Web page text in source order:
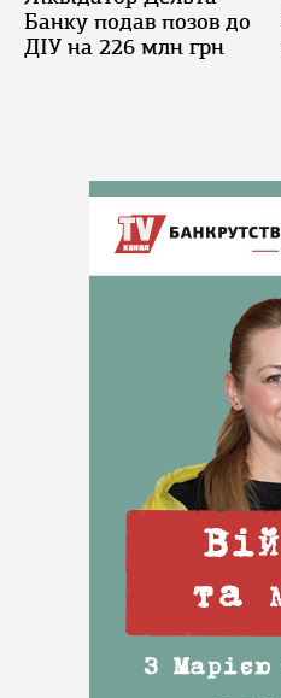
Банку подав позов до
ДІУ на 226 млн грн